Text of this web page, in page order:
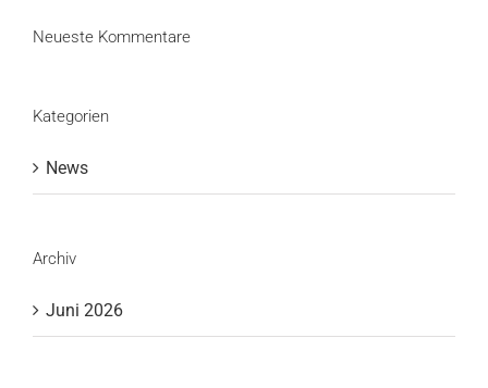
Neueste Kommentare
Kategorien
News
Archiv
Juni 2026